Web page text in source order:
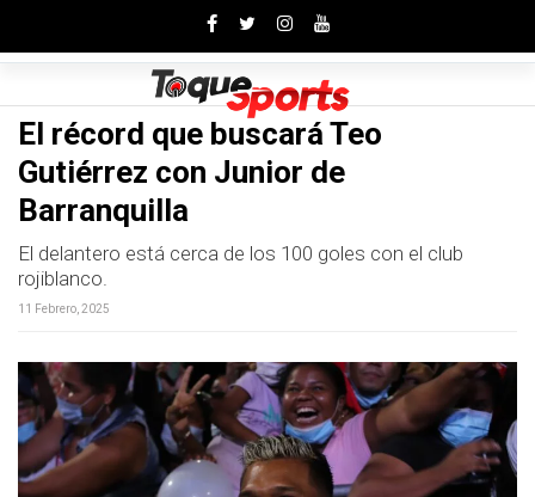
El récord que buscará Teo
Gutiérrez con Junior de
Barranquilla
El delantero está cerca de los 100 goles con el club
rojiblanco.
11 Febrero, 2025